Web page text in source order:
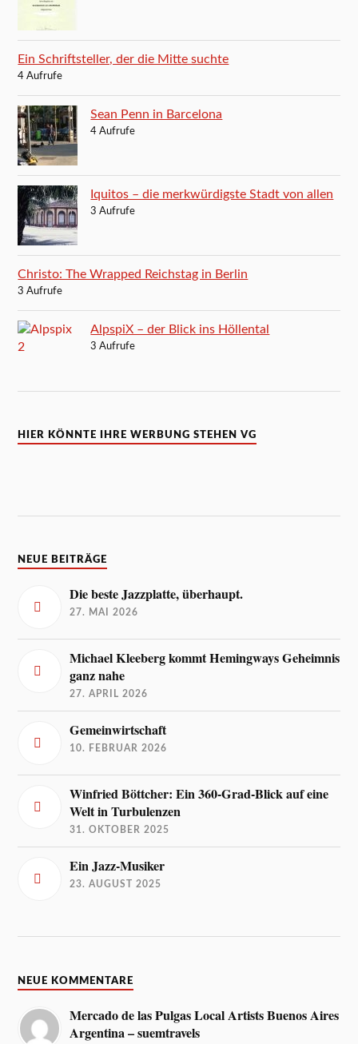
Ein Schriftsteller, der die Mitte suchte
4 Aufrufe
Sean Penn in Barcelona
4 Aufrufe
Iquitos – die merkwürdigste Stadt von allen
3 Aufrufe
Christo: The Wrapped Reichstag in Berlin
3 Aufrufe
AlpspiX – der Blick ins Höllental
3 Aufrufe
HIER KÖNNTE IHRE WERBUNG STEHEN VG
NEUE BEITRÄGE
Die beste Jazzplatte, überhaupt.
27. MAI 2026
Michael Kleeberg kommt Hemingways Geheimnis
ganz nahe
27. APRIL 2026
Gemeinwirtschaft
10. FEBRUAR 2026
Winfried Böttcher: Ein 360-Grad-Blick auf eine
Welt in Turbulenzen
31. OKTOBER 2025
Ein Jazz-Musiker
23. AUGUST 2025
NEUE KOMMENTARE
Mercado de las Pulgas Local Artists Buenos Aires
Argentina – suemtravels